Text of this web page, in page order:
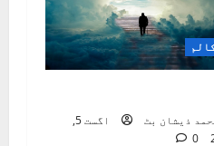
ذیشان بٹ
اگست 5,
0